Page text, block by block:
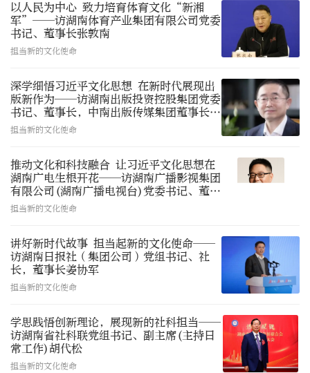
以人民为中心 致力培育体育文化“新湘
军”——访湖南体育产业集团有限公司党委
书记、董事长张敦南
担当新的文化使命
深学细悟习近平文化思想 在新时代展现出
版新作为——访湖南出版投资控股集团党委
书记、董事长，中南出版传媒集团董事长彭
玻
担当新的文化使命
推动文化和科技融合 让习近平文化思想在
湖南广电生根开花——访湖南广播影视集团
有限公司(湖南广播电视台)党委书记、董事
长张华立
担当新的文化使命
讲好新时代故事 担当起新的文化使命——
访湖南日报社（集团公司）党组书记、社
长，董事长姜协军
担当新的文化使命
学思践悟创新理论，展现新的社科担当——
访湖南省社科联党组书记、副主席(主持日
常工作)胡代松
担当新的文化使命